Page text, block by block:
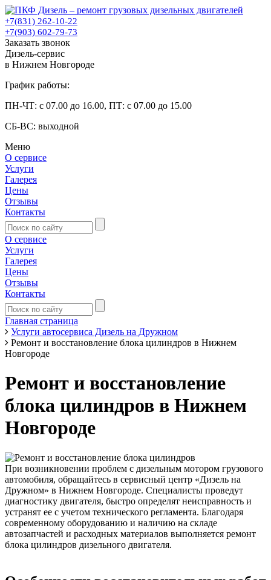
+7(831) 262-10-22
+7(903) 602-79-73
Заказать звонок
Дизель-сервис
в Нижнем Новгороде
График работы:
ПН-ЧТ: с 07.00 до 16.00, ПТ: с 07.00 до 15.00
СБ-ВС: выходной
Меню
О сервисе
Услуги
Галерея
Цены
Отзывы
Контакты
О сервисе
Услуги
Галерея
Цены
Отзывы
Контакты
Главная страница
Услуги автосервиса Дизель на Дружном
Ремонт и восстановление блока цилиндров в Нижнем
Новгороде
Ремонт и восстановление
блока цилиндров в Нижнем
Новгороде
При возникновении проблем с дизельным мотором грузового
автомобиля, обращайтесь в сервисный центр «Дизель на
Дружном» в Нижнем Новгороде. Специалисты проведут
диагностику двигателя, быстро определят неисправность и
устранят ее с учетом технического регламента. Благодаря
современному оборудованию и наличию на складе
автозапчастей и расходных материалов выполняется ремонт
блока цилиндров дизельного двигателя.